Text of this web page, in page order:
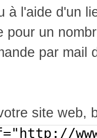
à l'aide d'un
pour un
par mail
site web,